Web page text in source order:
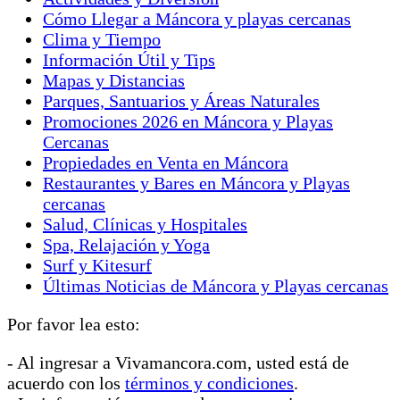
dormitorios con capacidad para cuatro (04) personas
cada uno . Constan de cama matrimonial y camarote.
Cada dormitorio con baño privado. Además baño de
visita . La casa consta de una terraza de 36 m2 la
misma que cuenta con parrilla BBQ . Se cuenta con
dos patios y zona de lavandería Todos los ambientes
de la casa cuentan con pisos de finos cerámicos. TV
y Cable en la casa. Amplia sombrilla con capacidad
para 10 personas, con reposaderas. Precios favor
consultar. Otorgamos recibos de SUNAT, más no
factura. Personal de mantenimiento y cocina, por
cuenta de […]
Cómo Llegar a Máncora y playas cercanas
Clima y Tiempo
Información Útil y Tips
Mapas y Distancias
Parques, Santuarios y Áreas Naturales
Promociones 2026 en Máncora y Playas
Cercanas
Propiedades en Venta en Máncora
Restaurantes y Bares en Máncora y Playas
cercanas
Salud, Clínicas y Hospitales
Spa, Relajación y Yoga
Surf y Kitesurf
Últimas Noticias de Máncora y Playas cercanas
Por favor lea esto:
- Al ingresar a Vivamancora.com, usted está de
acuerdo con los términos y condiciones.